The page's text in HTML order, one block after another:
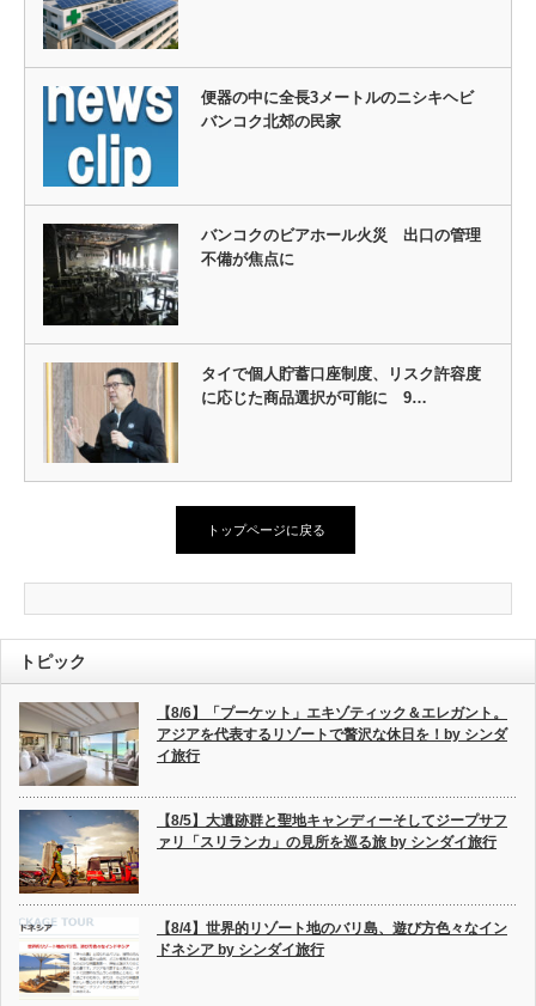
便器の中に全長3メートルのニシキヘビ
バンコク北郊の民家
バンコクのビアホール火災 出口の管理
不備が焦点に
タイで個人貯蓄口座制度、リスク許容度
に応じた商品選択が可能に 9…
トップページに戻る
トピック
【8/6】「プーケット」エキゾティック＆エレガント。
アジアを代表するリゾートで贅沢な休日を！by シンダ
イ旅行
【8/5】大遺跡群と聖地キャンディーそしてジープサフ
ァリ「スリランカ」の見所を巡る旅 by シンダイ旅行
【8/4】世界的リゾート地のバリ島、遊び方色々なイン
ドネシア by シンダイ旅行